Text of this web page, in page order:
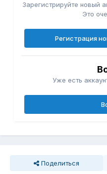
Зарегистрируйте новый
Это
Регистрация
Уже есть
Поделиться